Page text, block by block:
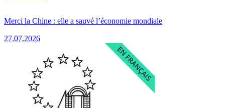
Merci la Chine : elle a sauvé l’économie mondiale
27.07.2026